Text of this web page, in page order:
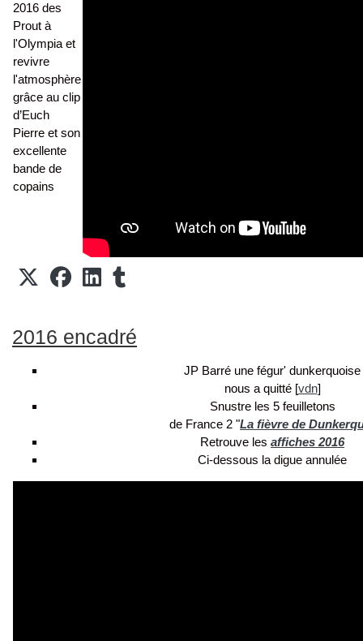
2016 des
Prout à
l'Olympia et
revivre
l'atmosphère
grâce au clip
d’Euch
Pierre et son
excellente
bande de
copains
2016 encadré
JP Barré une fégur' dunkerquoise
nous a quitté [vdn]
Snustre les 5 feuilletons
de France 2 "La fièvre de
Retrouve les affiches 2016
Ci-dessous la digue annulée